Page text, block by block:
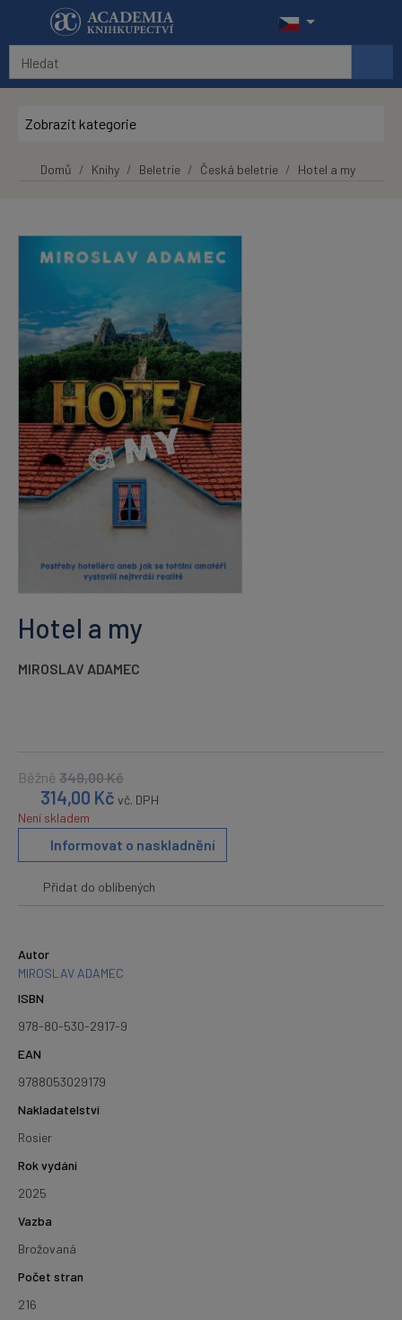
Přeskočit na hlavní obsah
Zobrazit kategorie
Domů Knihy Beletrie Česká beletrie Hotel a my
Hotel a my
MIROSLAV ADAMEC
Běžně 349,00Kč
314,00 Kč vč. DPH
Není skladem
Informovat o naskladnění
Přidat do oblíbených
Autor
MIROSLAV ADAMEC
ISBN
978-80-530-2917-9
EAN
9788053029179
Nakladatelství
Rosier
Rok vydání
2025
Vazba
Brožovaná
Počet stran
216